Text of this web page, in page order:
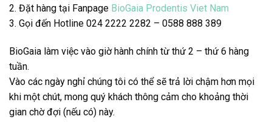
2. Đặt hàng tại Fanpage BioGaia Prodentis Viet Nam
3. Gọi đến Hotline 024 2222 2282 – 0588 888 389
BioGaia làm việc vào giờ hành chính từ thứ 2 – thứ 6 hàng
tuần.
Vào các ngày nghỉ chúng tôi có thể sẽ trả lời chậm hơn mọi
khi một chút, mong quý khách thông cảm cho khoảng thời
gian chờ đợi (nếu có) này.